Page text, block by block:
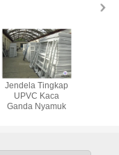
Jendela Tingkap
UPVC Kaca
Ganda Nyamuk